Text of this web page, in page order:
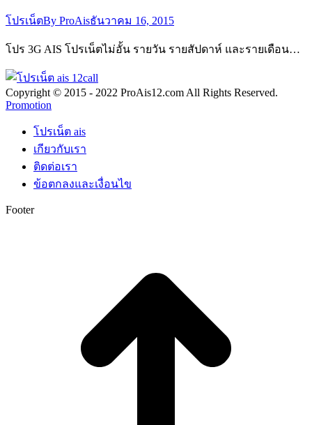
โปรเน็ตBy ProAisธันวาคม 16, 2015
โปร 3G AIS โปรเน็ตไม่อั้น รายวัน รายสัปดาห์ และรายเดือน…
Copyright © 2015 - 2022 ProAis12.com All Rights Reserved.
Promotion
โปรเน็ต ais
เกียวกับเรา
ติดต่อเรา
ข้อตกลงและเงื่อนไข
Footer